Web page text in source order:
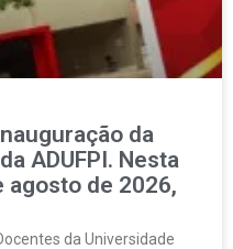
da
ADUFPI. Nesta
agosto de 2026,
da Universidade